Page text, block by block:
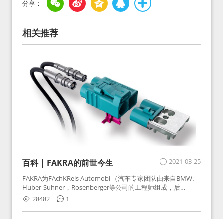
相关推荐
2021-03-25
百科 | FAKRA的前世今生
FAKRA为FAchKReis Automobil（汽车专家团队由来自BMW、
Huber-Suhner，Rosenberger等公司的工程师组成，后
Huber-Suhner相关连接器业务及技术在2010年并入
Rosenberger）缩写。起初为BMW需求用于车载收音机天线连
接，如今FAKRA已成为汽车行业通用标准的射频连接器，被业
28482 1